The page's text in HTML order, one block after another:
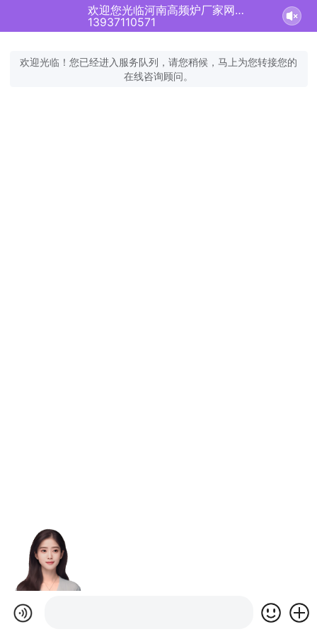
欢迎您光临河南高频炉厂家网站！正在为您服务
13937110571
欢迎光临！您已经进入服务队列，请您稍候，马上为您转接您的
在线咨询顾问。